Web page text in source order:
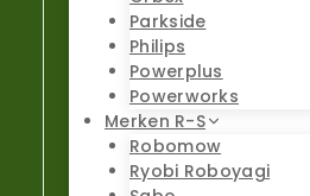
Parkside
Philips
Powerplus
Powerworks
Merken R-S
Robomow
Ryobi Roboyagi